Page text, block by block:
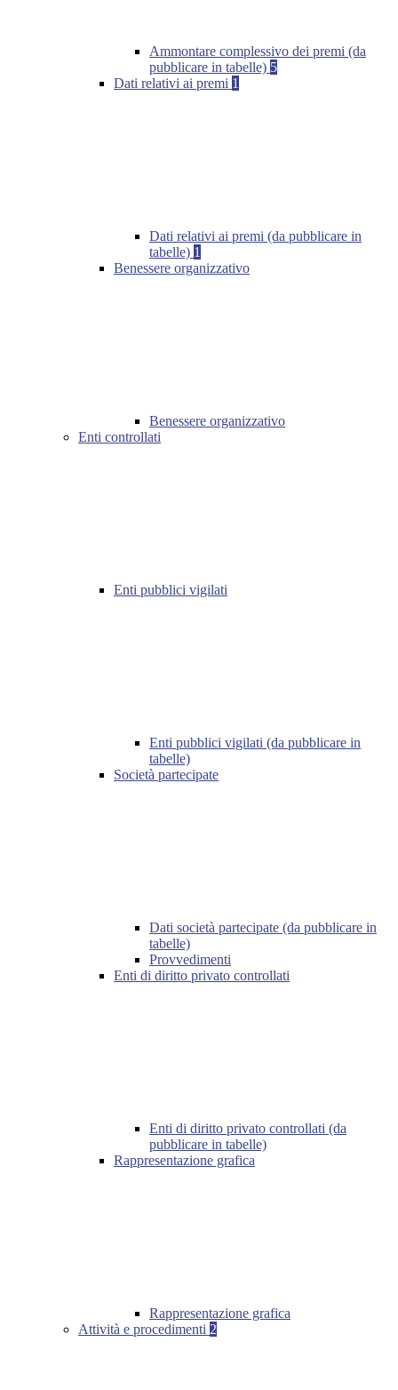
Ammontare complessivo dei premi (da
pubblicare in tabelle) 5
Dati relativi ai premi 1
Dati relativi ai premi (da pubblicare in
tabelle) 1
Benessere organizzativo
Benessere organizzativo
Enti controllati
Enti pubblici vigilati
Enti pubblici vigilati (da pubblicare in
tabelle)
Società partecipate
Dati società partecipate (da pubblicare in
tabelle)
Provvedimenti
Enti di diritto privato controllati
Enti di diritto privato controllati (da
pubblicare in tabelle)
Rappresentazione grafica
Rappresentazione grafica
Attività e procedimenti 2